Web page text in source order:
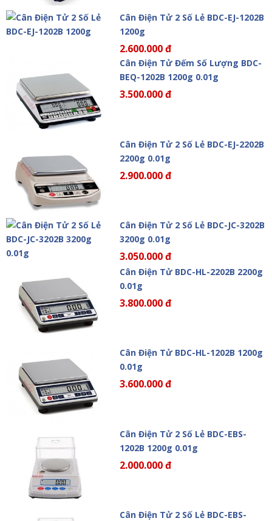
Cân Điện Tử 2 Số Lẻ BDC-EJ-1202B
1200g
2.600.000 đ
Cân Điện Tử Đếm Số Lượng BDC-
BEQ-1202B 1200g 0.01g
3.500.000 đ
Cân Điện Tử 2 Số Lẻ BDC-EJ-2202B
2200g 0.01g
2.900.000 đ
Cân Điện Tử 2 Số Lẻ BDC-JC-3202B
3200g 0.01g
3.050.000 đ
Cân Điện Tử BDC-HL-2202B 2200g
0.01g
3.800.000 đ
Cân Điện Tử BDC-HL-1202B 1200g
0.01g
3.600.000 đ
Cân Điện Tử 2 Số Lẻ BDC-EBS-
1202B 1200g 0.01g
2.000.000 đ
Cân Điện Tử 2 Số Lẻ BDC-EBS-